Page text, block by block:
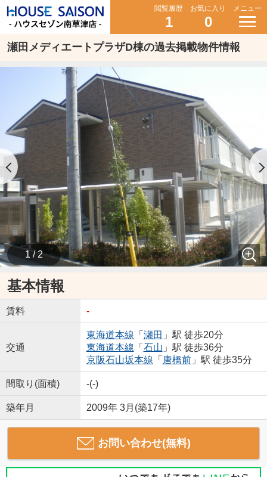
閲覧履歴
1
お気に入り
0
メニュー
瀬田メディエートプラザD棟の過去掲載物件情報
1 / 2
基本情報
賃料 -
交通
東海道本線 「 瀬田 」駅 徒歩20分
東海道本線 「 石山 」駅 徒歩36分
京阪石山坂本線 「 唐橋前」駅 徒歩35分
間取り(面積) -(-)
築年月 2009年 3月(築17年)
お問い合わせ(無料)